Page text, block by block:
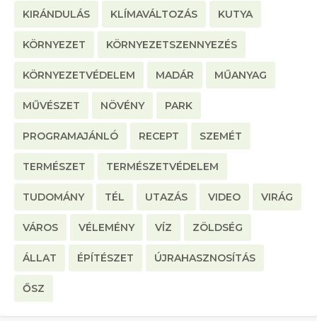
KIRÁNDULÁS KLÍMAVÁLTOZÁS KUTYA
KÖRNYEZET KÖRNYEZETSZENNYEZÉS
KÖRNYEZETVÉDELEM MADÁR MŰANYAG
MŰVÉSZET NÖVÉNY PARK
PROGRAMAJÁNLÓ RECEPT SZEMÉT
TERMÉSZET TERMÉSZETVÉDELEM
TUDOMÁNY TÉL UTAZÁS VIDEO VIRÁG
VÁROS VÉLEMÉNY VÍZ ZÖLDSÉG
ÁLLAT ÉPÍTÉSZET ÚJRAHASZNOSÍTÁS
ŐSZ